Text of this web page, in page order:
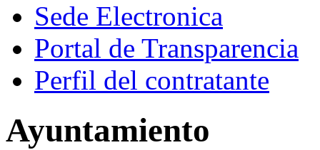
Sede Electronica
Portal de Transparencia
Perfil del contratante
Ayuntamiento